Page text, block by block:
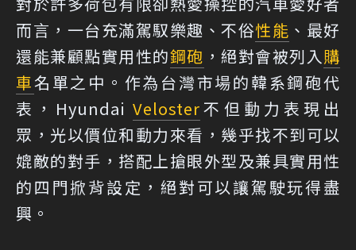
而言，一台充滿駕馭樂趣、不俗性能 、最好
還能兼顧點實用性的鋼砲 ，絕對會被列入購
車名單之中。作為台灣市場的韓系鋼砲代
表，HyundaiVeloster不但動力表現出
眾，光以價位和動力來看，幾乎找不到可以
媲敵的對手，搭配上搶眼外型及兼具實用性
的四門掀背設定，絕對可以讓駕駛玩得盡
興。